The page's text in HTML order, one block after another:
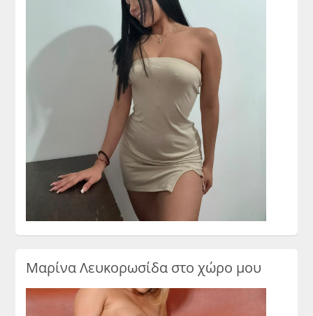
Μαρίνα Λευκορωσίδα στο χώρο μου